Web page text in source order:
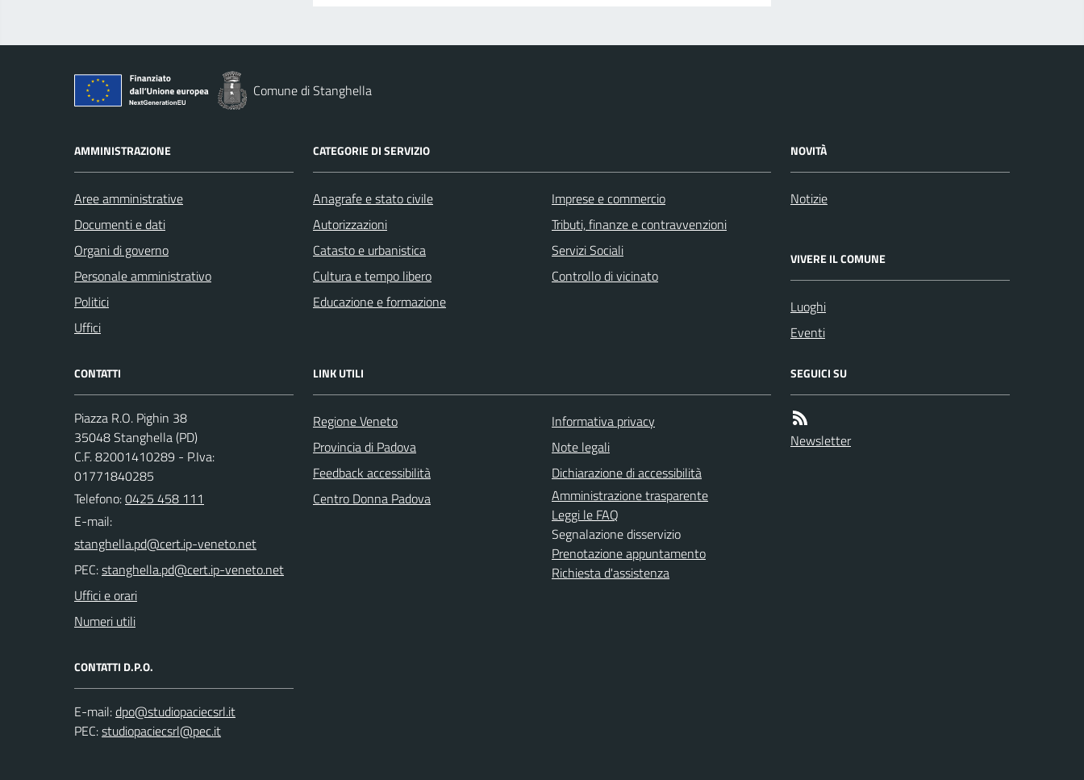
Comune di Stanghella
AMMINISTRAZIONE
Aree amministrative
Documenti e dati
Organi di governo
Personale amministrativo
Politici
Uffici
CATEGORIE DI SERVIZIO
Anagrafe e stato civile
Autorizzazioni
Catasto e urbanistica
Cultura e tempo libero
Educazione e formazione
Imprese e commercio
Tributi, finanze e contravvenzioni
Servizi Sociali
Controllo di vicinato
NOVITÀ
Notizie
VIVERE IL COMUNE
Luoghi
Eventi
CONTATTI
Piazza R.O. Pighin 38
35048 Stanghella (PD)
C.F. 82001410289 - P.Iva:
01771840285
Telefono:0425 458 111
E-mail:
PEC:
Uffici e orari
Numeri utili
CONTATTI D.P.O.
E-mail:
PEC:
LINK UTILI
Regione Veneto
Provincia di Padova
Feedback accessibilità
Centro Donna Padova
Informativa privacy
Note legali
Dichiarazione di accessibilità
Amministrazione trasparente
Leggi le FAQ
Segnalazione disservizio
Prenotazione appuntamento
Richiesta d'assistenza
SEGUICI SU
Newsletter